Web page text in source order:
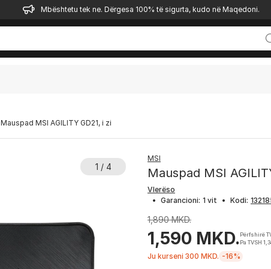
Mbështetu tek ne. Dërgesa 100% të sigurta, kudo në Maqedoni.
Mauspad MSI AGILITY GD21, i zi
1 / 4
MSI
Mauspad MSI
Vlerëso
• Garancioni: 1 vit • Kodi:
1,890 MKD.
1,590 MKD.Përfshirë
Pa TVSH
Ju kurseni 300 MKD. -16%